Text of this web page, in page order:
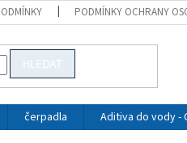
PODMÍNKY OCHRANY
HLEDAT
čerpadla Aditiva do vody -